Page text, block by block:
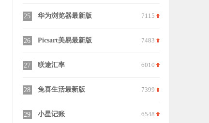
5 王者营地 8099
6 夸父工具箱 9994
7 小黑屋 6614
8 exagear模拟器2026正版 7415
9 mt管理器最新版 7000